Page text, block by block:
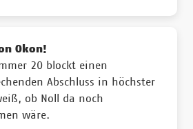
Okon!
20 blockt einen
Abschluss in höchster
ob Noll da noch
wäre.